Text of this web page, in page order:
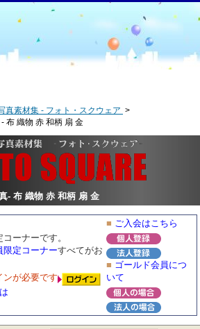
真素材集 - フォト・スクウェア
布 織物 赤 和柄 扇 金
- 布 織物 赤 和柄 扇 金
ーナーです。
限定コーナーすべてがお
が必要です
■ ご入会はこちら
■ ゴールド会員につ
いて